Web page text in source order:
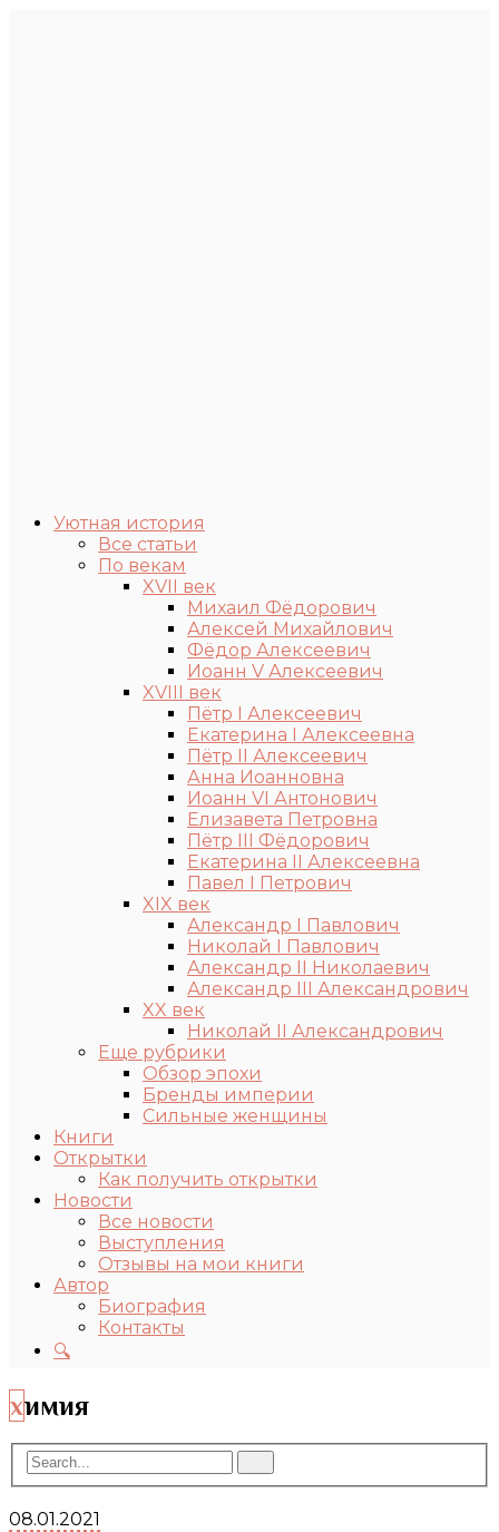
Уютная история
Все статьи
По векам
XVII век
Михаил Фёдорович
Алексей Михайлович
Фёдор Алексеевич
Иоанн V Алексеевич
XVIII век
Пётр I Алексеевич
Екатерина I Алексеевна
Пётр II Алексеевич
Анна Иоанновна
Иоанн VI Антонович
Елизавета Петровна
Пётр III Фёдорович
Екатерина II Алексеевна
Павел I Петрович
XIX век
Александр I Павлович
Николай I Павлович
Александр II Николаевич
Александр III Александрович
XX век
Николай II Александрович
Еще рубрики
Обзор эпохи
Бренды империи
Сильные женщины
Книги
Открытки
Как получить открытки
Новости
Все новости
Выступления
Отзывы на мои книги
Автор
Биография
Контакты
🔍
химия
08.01.2021